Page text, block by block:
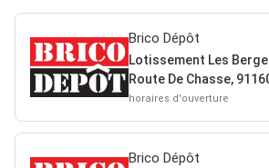
Brico Dépôt
Lotissement Les
Route De Chasse,
horaires d'ouverture
Brico Dépôt